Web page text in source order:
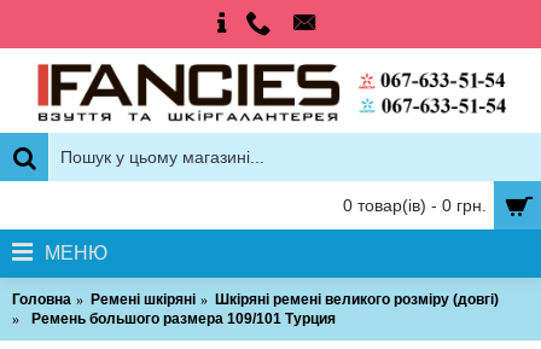
0 товар(ів) - 0 грн.
МЕНЮ
Головна Ремені шкіряні
Шкіряні ремені великого розміру (довгі)
Ремень большого размера 109/101 Турция